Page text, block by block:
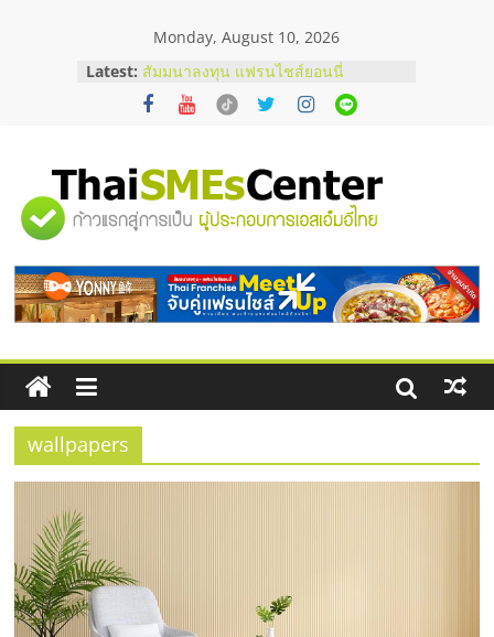
Monday, August 10, 2026
Latest: สัมมนาลงทุน แฟรนไชส์ยอนนี่
ThaiFranchise Meet Up จับคู่แฟรน
ไชส์ ครั้งที่ 8
FAQ รวมคำถามยอดฮิตเกี่ยวกับการ
ปั้มฟอลติ๊กตอกที่เจ้าของธุรกิจควรรู้
อยากหาเงินทุน เพิ่มสภาพคล่องให้ธุรกิจ
สัมมนาออนไลน์ โอกาสบริหารสถานี
บริการน้ำมัน Shell
"ศูนย์
รวม
ข้อมูล
ธุรกิจ
SME
แห่ง
ประเทศไทย,
wallpapers